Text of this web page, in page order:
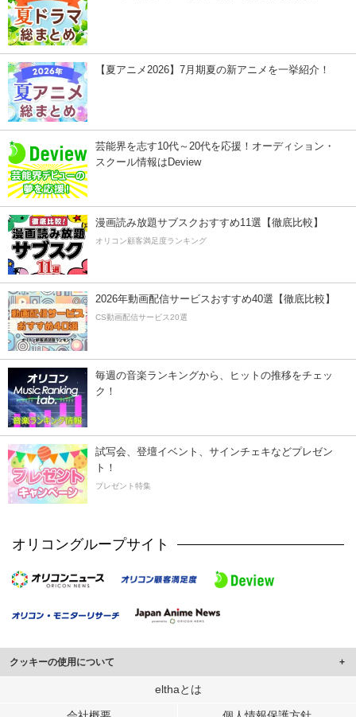
【夏アニメ2026】7月期夏の新アニメを一挙紹介！
芸能界を志す10代～20代を応援！オーディション・
スクール情報はDeview
漫画読み放題サブスクおすすめ11選【徹底比較】
オリコン顧客満足度ランキング
2026年動画配信サービスおすすめ40選【徹底比較】
CS動画配信サービス20選
毎週の音楽ランキングから、ヒットの推移をチェッ
ク！
試写会、登壇イベント、サインチェキなどプレゼン
ト！
プレゼント特集
オリコングループサイト
クッキーの使用について
このサイトでは Cookie を使用して、ユーザーに合わせたコンテンツや広告の
elthaとは